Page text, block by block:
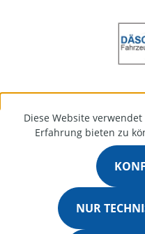
Diese Website
Erfahrung bieten zu
NUR